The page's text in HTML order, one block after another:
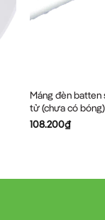
Máng đèn batten
tử (chưa có bóng)
108.200₫